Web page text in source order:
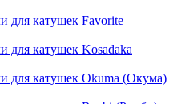
для катушек Favorite
для катушек Kosadaka
для катушек Okuma (Окума)